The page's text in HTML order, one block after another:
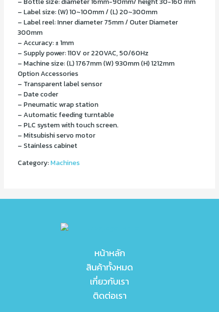
– Label size: (W) 10~100mm / (L) 20~300mm
– Label reel: Inner diameter 75mm / Outer Diameter
300mm
– Accuracy: ± 1mm
– Supply power: 110V or 220VAC, 50/60Hz
– Machine size: (L) 1767mm (W) 930mm (H) 1212mm
Option Accessories
– Transparent label sensor
– Date coder
– Pneumatic wrap station
– Automatic feeding turntable
– PLC system with touch screen.
– Mitsubishi servo motor
– Stainless cabinet
Category:Machines
หน้าหลัก
สินค้าทั้งหมด
เกี่ยวกับเรา
ติดต่อเรา